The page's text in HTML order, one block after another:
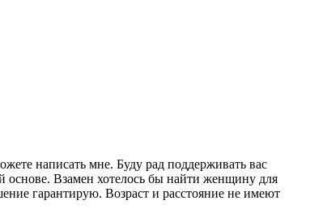
написать мне. Буду рад поддерживать вас
основе. Взамен хотелось бы найти женщину для
гарантирую. Возраст и расстояние не имеют